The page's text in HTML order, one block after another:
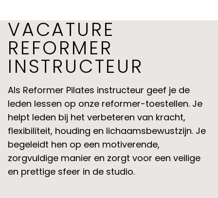
Goirle
Maastricht
Tilburg
Meta Menu
PROEFSPORTEN
CLUB APPS
VACATURES
VACATURE
REFORMER
INSTRUCTEUR
Als Reformer Pilates instructeur geef je de
leden lessen op onze reformer-toestellen. Je
helpt leden bij het verbeteren van kracht,
flexibiliteit, houding en lichaamsbewustzijn. Je
begeleidt hen op een motiverende,
zorgvuldige manier en zorgt voor een veilige
en prettige sfeer in de studio.